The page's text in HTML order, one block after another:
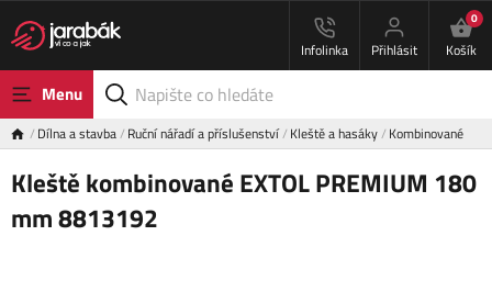
Infolinka Přihlásit
0
Košík
Menu
Dílna a stavba Ruční nářadí a příslušenství Kleště a hasáky Kombinované
Kleště kombinované EXTOL PREMIUM 180
mm 8813192